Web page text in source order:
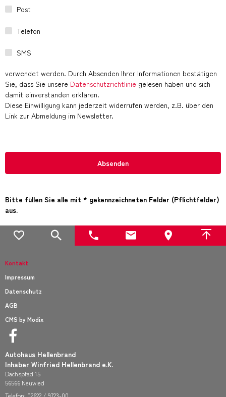
Post
Telefon
SMS
verwendet werden. Durch Absenden Ihrer Informationen bestätigen
Sie, dass Sie unsere Datenschutzrichtlinie gelesen haben und sich
damit einverstanden erklären.
Diese Einwilligung kann jederzeit widerrufen werden, z.B. über den
Link zur Abmeldung im Newsletter.
Absenden
Bitte füllen Sie alle mit * gekennzeichneten Felder (Pflichtfelder)
aus.
Kontakt
Impressum
Datenschutz
AGB
CMS by Modix
Autohaus Hellenbrand
Inhaber Winfried Hellenbrand e.K.
Dachspfad 15
56566 Neuwied